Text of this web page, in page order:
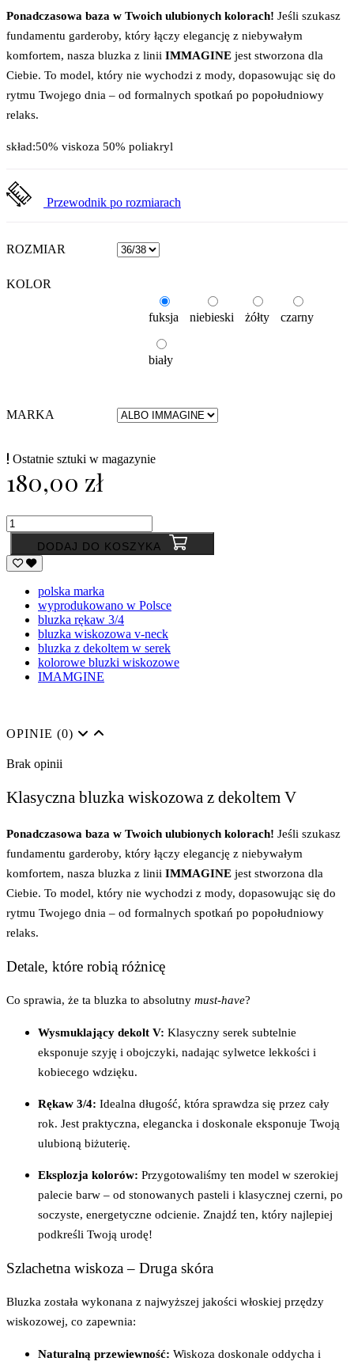
Ponadczasowa baza w Twoich ulubionych kolorach! Jeśli szukasz
fundamentu garderoby, który łączy elegancję z niebywałym
komfortem, nasza bluzka z linii IMMAGINE jest stworzona dla
Ciebie. To model, który nie wychodzi z mody, dopasowując się do
rytmu Twojego dnia – od formalnych spotkań po popołudniowy
relaks.
skład:50% viskoza 50% poliakryl
Przewodnik po rozmiarach
ROZMIAR
KOLOR
fuksja
fuksja
niebieski
niebieski
żółty
żółty
czarny
czarny
biały
biały
MARKA
Ostatnie sztuki w magazynie
180,00 zł
DODAJ DO KOSZYKA
polska marka
wyprodukowano w Polsce
bluzka rękaw 3/4
bluzka wiskozowa v-neck
bluzka z dekoltem w serek
kolorowe bluzki wiskozowe
IMAMGINE
OPINIE (0)
Brak opinii
Klasyczna bluzka wiskozowa z dekoltem V
Ponadczasowa baza w Twoich ulubionych kolorach! Jeśli szukasz
fundamentu garderoby, który łączy elegancję z niebywałym
komfortem, nasza bluzka z linii IMMAGINE jest stworzona dla
Ciebie. To model, który nie wychodzi z mody, dopasowując się do
rytmu Twojego dnia – od formalnych spotkań po popołudniowy
relaks.
Detale, które robią różnicę
Co sprawia, że ta bluzka to absolutny must-have?
Wysmuklający dekolt V: Klasyczny serek subtelnie
eksponuje szyję i obojczyki, nadając sylwetce lekkości i
kobiecego wdzięku.
Rękaw 3/4: Idealna długość, która sprawdza się przez cały
rok. Jest praktyczna, elegancka i doskonale eksponuje Twoją
ulubioną biżuterię.
Eksplozja kolorów: Przygotowaliśmy ten model w szerokiej
palecie barw – od stonowanych pasteli i klasycznej czerni, po
soczyste, energetyczne odcienie. Znajdź ten, który najlepiej
podkreśli Twoją urodę!
Szlachetna wiskoza – Druga skóra
Bluzka została wykonana z najwyższej jakości włoskiej przędzy
wiskozowej, co zapewnia:
Naturalną przewiewność: Wiskoza doskonale oddycha i